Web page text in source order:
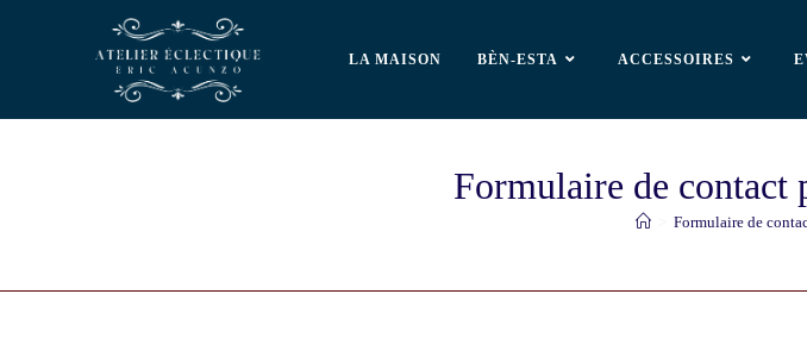
LA MAISON BÈN-ESTA ACCESSOIRES
Formulaire de contact
Formulaire de